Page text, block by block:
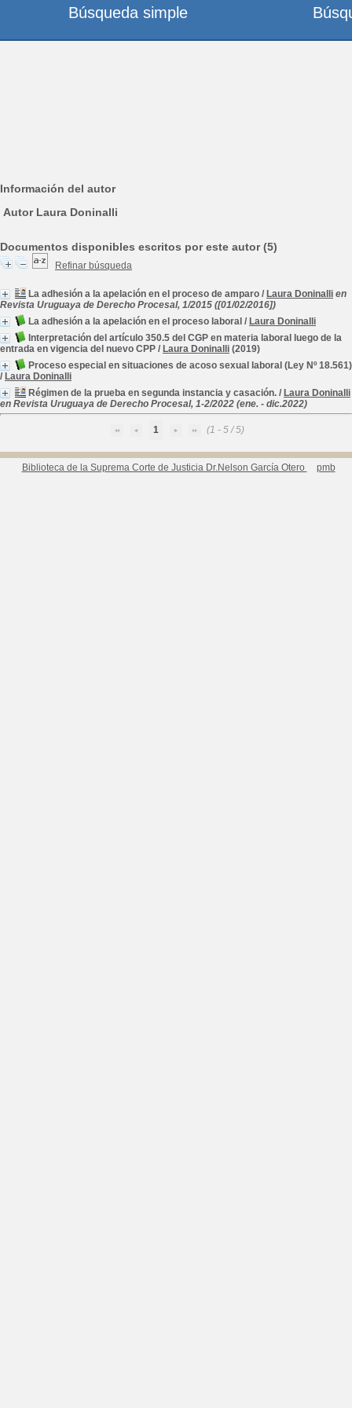
Información del autor
Autor Laura Doninalli
Documentos disponibles escritos por este autor (5)
Refinar búsqueda
La adhesión a la apelación en el proceso de amparo / Laura Doninalli en
Revista Uruguaya de Derecho Procesal, 1/2015 ([01/02/2016])
La adhesión a la apelación en el proceso laboral / Laura Doninalli
Interpretación del artículo 350.5 del CGP en materia laboral luego de la
entrada en vigencia del nuevo CPP / Laura Doninalli (2019)
Proceso especial en situaciones de acoso sexual laboral (Ley Nº 18.561)
/ Laura Doninalli
Régimen de la prueba en segunda instancia y casación. / Laura Doninalli
en Revista Uruguaya de Derecho Procesal, 1-2/2022 (ene. - dic.2022)
1 (1 - 5 / 5)
Biblioteca de la Suprema Corte de Justicia Dr.Nelson García Otero pmb
Búsqueda simple